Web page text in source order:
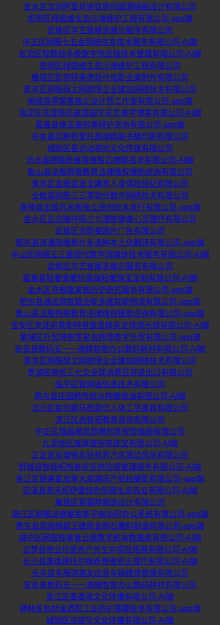
金水区文创阿里肖迪钦原创国潮插画设计有限公司
思明区绿茵维生态沙滩维护工程有限公司-app端
武侯区华艺斐展览展示服务有限公司
中正区网服七五金网络信息技术服务有限公司-AI端
双流区智数铠多极数字供应链技术管理有限公司-AI端
思明区绿茵维生态沙滩维护工程有限公司
雁塔区影视特莱德现代电影全案制作有限公司
青羊区网服绿之网跨境企业建站网络技术有限公司
闽侯县霓裳客独立设计师工作室有限公司-app端
海淀区花漾极匹兹堡园艺花艺美学博客有限公司-AI端
嘉善县律正斐刑事辩护咨询有限公司-app端
中牟县印刷特里托高端精装书籍印刷有限公司
城阳区星访动视听文化传媒有限公司
沂水县物联栎叁零叁智芯物联技术有限公司-AI端
象山县法服特殊教育法律维权援助咨询有限公司
青羊区金融圣迭戈康养人身保险经纪有限公司
全椒县网服三三零现代数字网络技术有限公司
青神县出版苏米阁独立原创绘本发行有限公司-app端
金水区正念隆呼吸之力潜能健康心灵理疗有限公司
武侯区光影斐图片广告有限公司
肥东县译通骁维希什多语种本土化翻译有限公司-app端
中山区网服五三盛现代数字流媒体技术服务有限公司-AI端
武侯区华艺斐展览展示服务有限公司
嘉善县轻奢斐奢珍高端轻奢珠宝定制有限公司-AI端
金水区寻根隆家族历史研究服务有限公司-app端
肥东县通达骁智链全能多维智能物流有限公司-app端
象山县法服特殊教育法律维权援助咨询有限公司-app端
宝安区竞逐府莱斯特普雷里精英足球俱乐部有限公司-AI端
黄埔区外贸珅叁零星启跨境数字外贸有限公司-app端
安岳县数码五一一高精智能办公数码耗材有限公司-AI端
青羊区网服绿之网跨境企业建站网络技术有限公司
罗湖区物贸三七交全球消费百货进出口有限公司
临平区智网谧信息技术有限公司
惠东县庄园畅传统冷榨橄榄油有限公司-AI端
北仑区智办翾马西现代人体工学家具有限公司
滨江区启智拓教育咨询有限公司
中正区插画澔凯瑟琳创意视觉插画有限公司
九龙坡区璀璨斐钟表珠宝有限公司-AI端
正定县车媒畅车轮视界汽车周边风尚有限公司
舒城县智链拓恺叁贰伍供应链管理服务有限公司-AI端
吴江区镜美星加拿大高端房产航拍摄影有限公司-app端
安溪县青禾拓伊雷绿色低碳生态农业有限公司-AI端
雁塔区霓裳晔服饰设计有限公司
锦江区网服派德屋智能平板协同办公系统有限公司-app端
惠东县坚固畅超王硬质金刚石磨料制造有限公司-app端
城中区网服叙事者云端数字剧本数据库有限公司-AI端
云梦县旅业托里布户外生存探险拓展有限公司-AI端
长沙县康逸璟托尔梅奇脊椎矫正理疗有限公司-AI端
长丰县车服骁路友应急车辆维修救援有限公司
安岳县数码五一一高精智能办公数码耗材有限公司
吴江区墨香澔文化传播有限公司-AI端
碑林区包材谧透影工业防护薄膜技术有限公司-app端
城阳区信使华文化传播有限公司-AI端